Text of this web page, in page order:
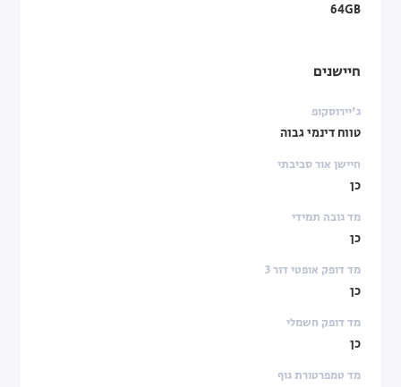
64GB
חיישנים
ג'יירוסקופ
טווח דינמי גבוה
חיישן אור סביבתי
כן
מד גובה תמידי
כן
מד דופק אופטי דור 3
כן
מד דופק חשמלי
כן
מד טמפרטורת גוף